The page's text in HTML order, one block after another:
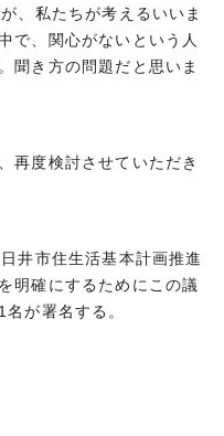
、私たちが考えるいいま
で、関心がないという人
聞き方の問題だと思いま
再度検討させていただき
井市住生活基本計画推進
明確にするためにこの議
が署名する。